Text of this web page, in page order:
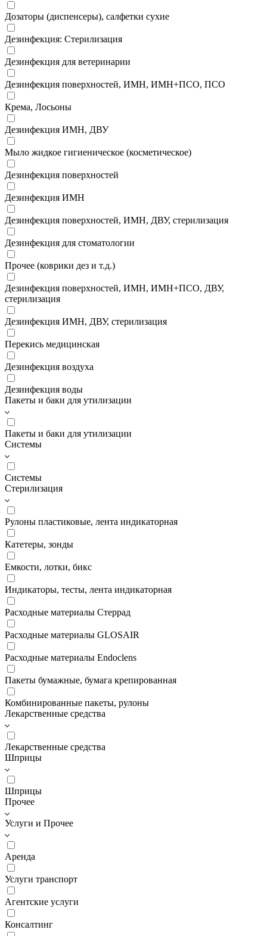
Дозаторы (диспенсеры), салфетки сухие
Дезинфекция: Стерилизация
Дезинфекция для ветеринарии
Дезинфекция поверхностей, ИМН, ИМН+ПСО, ПСО
Крема, Лосьоны
Дезинфекция ИМН, ДВУ
Мыло жидкое гигиеническое (косметическое)
Дезинфекция поверхностей
Дезинфекция ИМН
Дезинфекция поверхностей, ИМН, ДВУ, стерилизация
Дезинфекция для стоматологии
Прочее (коврики дез и т.д.)
Дезинфекция поверхностей, ИМН, ИМН+ПСО, ДВУ,
стерилизация
Дезинфекция ИМН, ДВУ, стерилизация
Перекись медицинская
Дезинфекция воздуха
Дезинфекция воды
Пакеты и баки для утилизации
Пакеты и баки для утилизации
Системы
Системы
Стерилизация
Рулоны пластиковые, лента индикаторная
Катетеры, зонды
Емкости, лотки, бикс
Индикаторы, тесты, лента индикаторная
Расходные материалы Стеррад
Расходные материалы GLOSAIR
Расходные материалы Endoclens
Пакеты бумажные, бумага крепированная
Комбинированные пакеты, рулоны
Лекарственные средства
Лекарственные средства
Шприцы
Шприцы
Прочее
Услуги и Прочее
Аренда
Услуги транспорт
Агентские услуги
Консалтинг